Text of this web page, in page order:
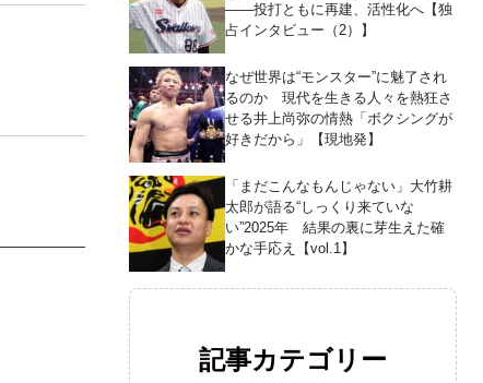
――投打ともに再建、活性化へ【独
占インタビュー（2）】
なぜ世界は“モンスター”に魅了され
るのか 現代を生きる人々を熱狂さ
せる井上尚弥の情熱「ボクシングが
好きだから」【現地発】
「まだこんなもんじゃない」大竹耕
太郎が語る“しっくり来ていな
い”2025年 結果の裏に芽生えた確
かな手応え【vol.1】
記事カテゴリー